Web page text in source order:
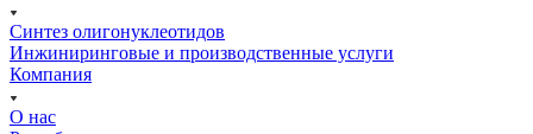
Синтез олигонуклеотидов
Инжиниринговые и производственные услуги
Компания
О нас